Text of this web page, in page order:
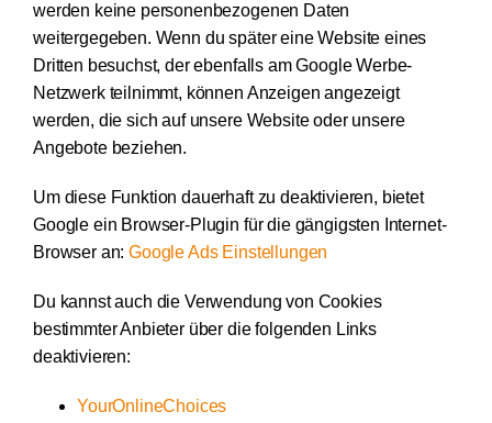
werden keine personenbezogenen Daten
weitergegeben. Wenn du später eine Website eines
Dritten besuchst, der ebenfalls am Google Werbe-
Netzwerk teilnimmt, können Anzeigen angezeigt
werden, die sich auf unsere Website oder unsere
Angebote beziehen.
Um diese Funktion dauerhaft zu deaktivieren, bietet
Google ein Browser-Plugin für die gängigsten Internet-
Browser an: Google Ads Einstellungen
Du kannst auch die Verwendung von Cookies
bestimmter Anbieter über die folgenden Links
deaktivieren:
YourOnlineChoices